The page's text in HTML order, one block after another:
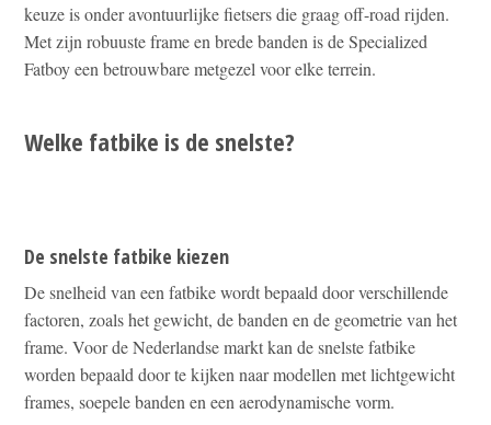
keuze is onder avontuurlijke fietsers die graag off-road rijden.
Met zijn robuuste frame en brede banden is de Specialized
Fatboy een betrouwbare metgezel voor elke terrein.
Welke fatbike is de snelste?
De snelste fatbike kiezen
De snelheid van een fatbike wordt bepaald door verschillende
factoren, zoals het gewicht, de banden en de geometrie van het
frame. Voor de Nederlandse markt kan de snelste fatbike
worden bepaald door te kijken naar modellen met lichtgewicht
frames, soepele banden en een aerodynamische vorm.